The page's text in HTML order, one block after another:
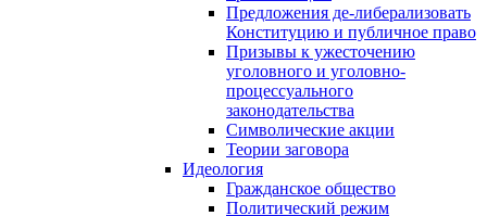
Предложения де-либерализовать
Конституцию и публичное право
Призывы к ужесточению
уголовного и уголовно-
процессуального
законодательства
Символические акции
Теории заговора
Идеология
Гражданское общество
Политический режим